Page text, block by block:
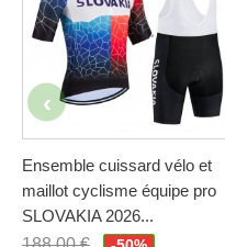
Ensemble cuissard vélo et
maillot cyclisme équipe pro
SLOVAKIA 2026...